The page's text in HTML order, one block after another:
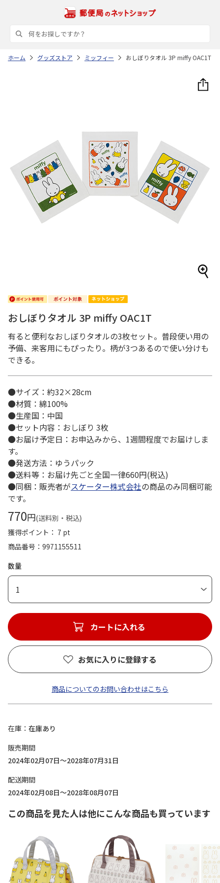
ホーム グッズストア ミッフィー おしぼりタオル 3P miffy OAC1T
おしぼりタオル 3P miffy OAC1T
有ると便利なおしぼりタオルの3枚セット。普段使い用の
予備、来客用にもぴったり。柄が3つあるので使い分けも
できる。
●サイズ：約32×28cm
●材質：綿100%
●生産国：中国
●セット内容：おしぼり 3枚
●お届け予定日：お申込みから、1週間程度でお届けしま
す。
●発送方法：ゆうパック
●送料等：お届け先ごと全国一律660円(税込)
●同梱：販売者がスケーター株式会社の商品のみ同梱可能
です。
770円(送料別・税込)
獲得ポイント： 7 pt
商品番号
9971155511
数量
1
カートに入れる
お気に入りに登録する
商品についてのお問い合わせはこちら
在庫
在庫あり
販売期間
2024年02月07日～2028年07月31日
配送期間
2024年02月08日～2028年08月07日
この商品を見た人は他にこんな商品も買っています